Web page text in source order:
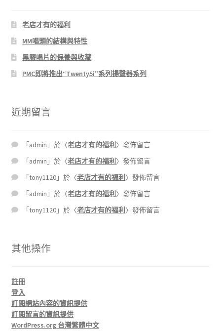
老店才有的福利
MM唱頭的結構與特性
黑膠唱片的保養與收藏
PMC即將推出“Twenty5i”系列揚聲器系列
近期留言
「admin 」於〈老店才有的福利 〉發佈留言
「admin 」於〈老店才有的福利 〉發佈留言
「tony1120 」於〈老店才有的福利 〉發佈留言
「admin 」於〈老店才有的福利 〉發佈留言
「tony1120 」於〈老店才有的福利 〉發佈留言
其他操作
註冊
登入
訂閱網站內容的資訊提供
訂閱留言的資訊提供
WordPress.org 台灣繁體中文